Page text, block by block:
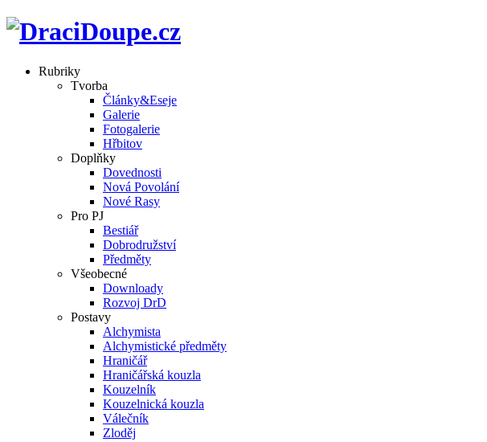
Rubriky
Tvorba
Články&Eseje
Galerie
Fotogalerie
Hřbitov
Doplňky
Dovednosti
Nová Povolání
Nové Rasy
Pro PJ
Bestiář
Dobrodružství
Předměty
Všeobecné
Downloady
Rozvoj DrD
Postavy
Alchymista
Alchymistické předměty
Hraničář
Hraničářská kouzla
Kouzelník
Kouzelnická kouzla
Válečník
Zloděj